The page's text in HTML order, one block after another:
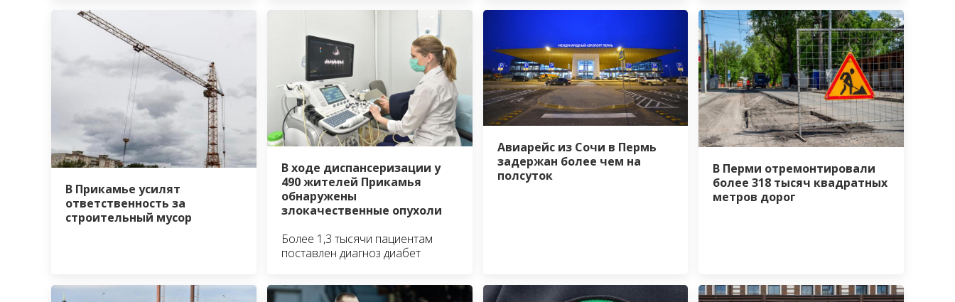
В Прикамье усилят
ответственность за
строительный мусор
В ходе диспансеризации у
490 жителей Прикамья
обнаружены
злокачественные опухоли
Более 1,3 тысячи пациентам
поставлен диагноз диабет
Авиарейс из Сочи в Пермь
задержан более чем на
полсуток
В Перми отремонтировали
более 318 тысяч квадратных
метров дорог